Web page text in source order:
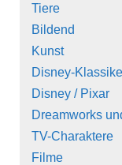
Tiere
Bildend
Kunst
Disney-
Disney / Pixar
Dreamworks
TV-Charaktere
Filme